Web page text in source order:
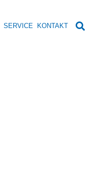
SERVICE KONTAKT